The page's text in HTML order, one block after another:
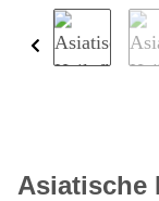
Asiatische